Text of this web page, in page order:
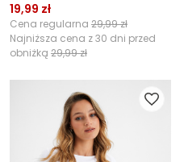
19,99 zł
Cena regularna 29,99 zł
Najniższa cena z 30 dni przed
obniżką 29,99 zł